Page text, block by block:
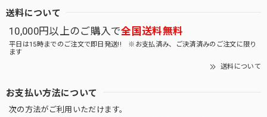
送料について
10,000円以上のご購入で全国送料無料
平日は15時までのご注文で即日発送!! ※お支払済み、ご決済済みのご注文に限り
ます
送料について
お支払い方法について
次の方法がご利用いただけます。